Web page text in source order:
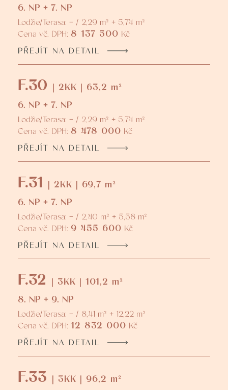
6. NP + 7. NP
Lodžie/Terasa: - / 2,29 m² + 5,74 m²
Cena vč. DPH: 8 137 500 Kč
PŘEJÍT NA DETAIL
F.30 | 2KK | 63,2 m²
6. NP + 7. NP
Lodžie/Terasa: - / 2,29 m² + 5,74 m²
Cena vč. DPH: 8 478 000 Kč
PŘEJÍT NA DETAIL
F.31 | 2KK | 69,7 m²
6. NP + 7. NP
Lodžie/Terasa: - / 2,40 m² + 5,58 m²
Cena vč. DPH: 9 455 600 Kč
PŘEJÍT NA DETAIL
F.32
| 3KK | 101,2 m²
8. NP + 9. NP
Lodžie/Terasa: - / 8,41 m² + 12,22 m²
Cena vč. DPH: 12 832 000 Kč
PŘEJÍT NA DETAIL
F.33 | 3KK | 96,2 m²